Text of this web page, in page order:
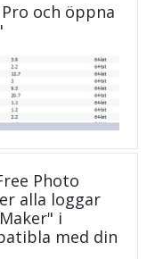
och öppna
Photo
alla loggar
i
med din